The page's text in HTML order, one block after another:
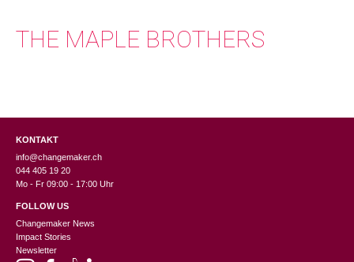
THE MAPLE BROTHERS
KONTAKT
info@changemaker.ch
044 405 19 20
Mo - Fr 09:00 - 17:00 Uhr
FOLLOW US
Changemaker News
Impact Stories
Newsletter